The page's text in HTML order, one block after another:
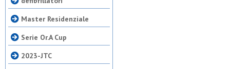
Master Residenziale
Serie Or.A Cup
2023-JTC